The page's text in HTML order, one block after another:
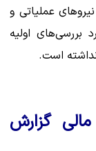
عملیاتی و
بررسی‌های اولیه
است.
گزارش